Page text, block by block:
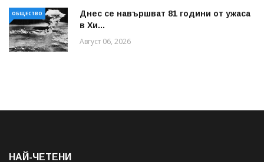
ОБЩЕСТВО
Днес се навършват 81 години от ужаса
в Хи...
Август 06, 2026
НАЙ-ЧЕТЕНИ